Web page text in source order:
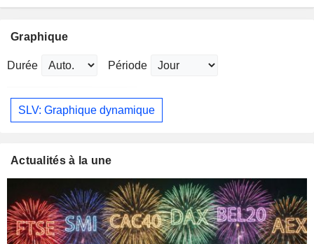
Graphique
Durée Période
SLV: Graphique dynamique
Actualités à la une